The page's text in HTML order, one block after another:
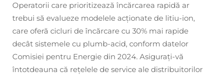
Operatorii care prioritizează încărcarea rapidă ar
trebui să evalueze modelele acționate de litiu-ion,
care oferă cicluri de încărcare cu 30% mai rapide
decât sistemele cu plumb-acid, conform datelor
Comisiei pentru Energie din 2024. Asigurați-vă
întotdeauna că rețelele de service ale distribuitorilor